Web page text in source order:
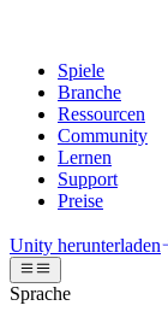
Spiele
Branche
Ressourcen
Community
Lernen
Support
Preise
Unity Engine
Erstellen Sie 2D-
3D-Zusammenarbeit
Erstellen und
Dokumentation
Diskussionen
Unity Learn
Meistern Sie Unity-
Hilfe erhalten
Wir helfen Ihnen,
Unity herunterladen
Sprache